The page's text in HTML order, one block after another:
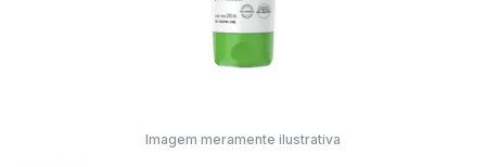
Imagem meramente ilustrativa